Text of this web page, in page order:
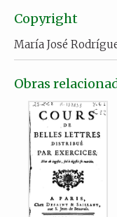
Copyright
María José
Obras